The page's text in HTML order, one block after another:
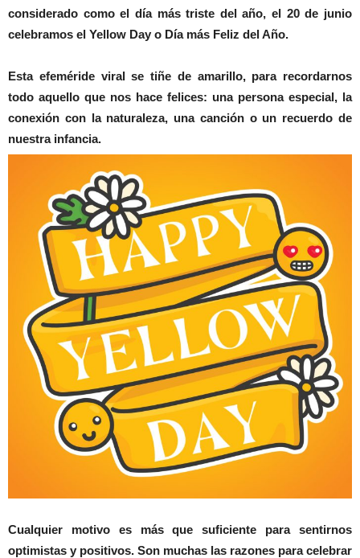
considerado como el día más triste del año, el 20 de junio
celebramos el Yellow Day o Día más Feliz del Año.
Esta efeméride viral se tiñe de amarillo, para recordarnos
todo aquello que nos hace felices: una persona especial, la
conexión con la naturaleza, una canción o un recuerdo de
nuestra infancia.
Cualquier motivo es más que suficiente para sentirnos
optimistas y positivos. Son muchas las razones para celebrar